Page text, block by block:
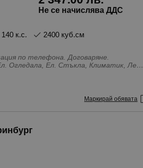
Не се начислява ДДС
140 к.с.
2400 куб.см
по телефона. Договаряне.
Огледала, Ел. Стъкла, Климатик, Лети
на скоростта (автопилот),
Маркирай обявата